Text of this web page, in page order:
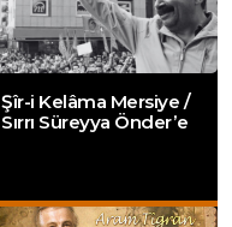
Şîr-i Kelâma Mersiye /
Sırrı Süreyya Önder’e